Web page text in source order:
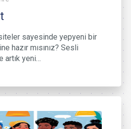
sayesinde yepyeni bir
hazır mısınız? Sesli
artık yeni…